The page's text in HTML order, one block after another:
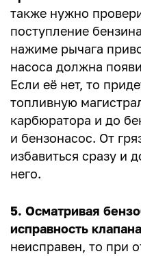
также нужно
поступление
нажиме рычага
насоса должна
Если её нет, то
топливную
карбюратора и до
и бензонасос. От
избавиться сразу и
него.
5. Осматривая
исправность
неисправен, то при